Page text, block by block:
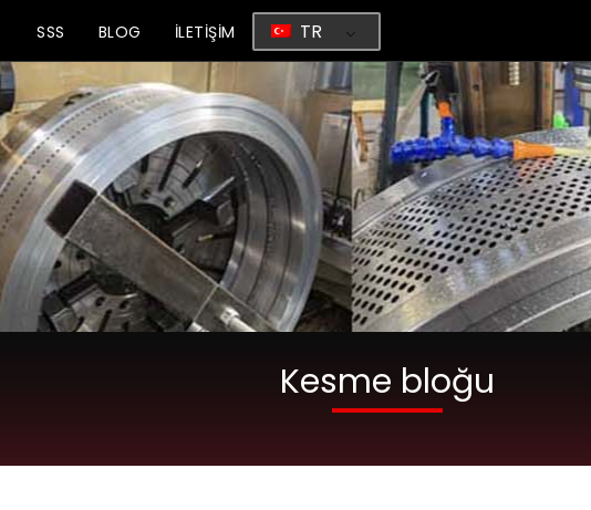
SSS BLOG İLETİŞİM TR
Kesme bloğu